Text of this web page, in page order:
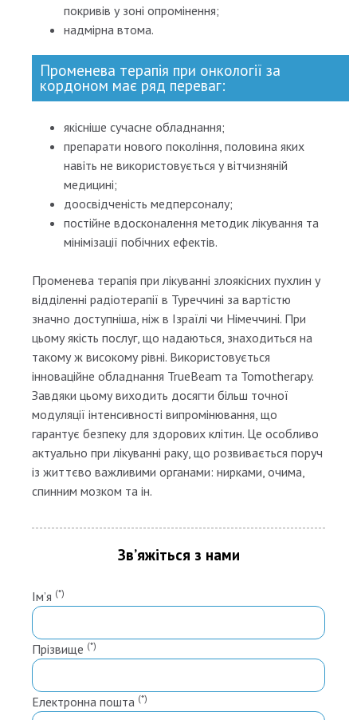
покривів у зоні опромінення;
надмірна втома.
Променева терапія при онкології за
кордоном має ряд переваг:
якісніше сучасне обладнання;
препарати нового покоління, половина яких
навіть не використовується у вітчизняній
медицині;
доосвідченість медперсоналу;
постійне вдосконалення методик лікування та
мінімізації побічних ефектів.
Променева терапія при лікуванні злоякісних пухлин у
відділенні радіотерапії в Туреччині за вартістю
значно доступніша, ніж в Ізраїлі чи Німеччині. При
цьому якість послуг, що надаються, знаходиться на
такому ж високому рівні. Використовується
інноваційне обладнання TrueBeam та Tomotherapy.
Завдяки цьому виходить досягти більш точної
модуляції інтенсивності випромінювання, що
гарантує безпеку для здорових клітин. Це особливо
актуально при лікуванні раку, що розвивається поруч
із життєво важливими органами: нирками, очима,
спинним мозком та ін.
Зв’яжіться з нами
Ім’я (*)
Прізвище (*)
Електронна пошта (*)